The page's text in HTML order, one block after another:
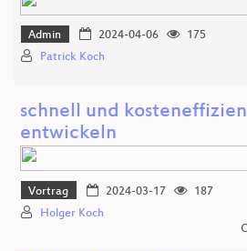
Admin 2024-04-06
175
Patrick Koch
schnell und
entwickeln
Vortrag 2024-03-17
187
Holger Koch